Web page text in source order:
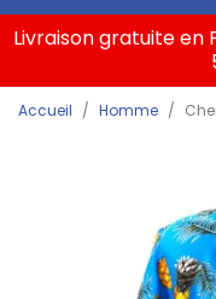
Livraison gratuite
Accueil Homme